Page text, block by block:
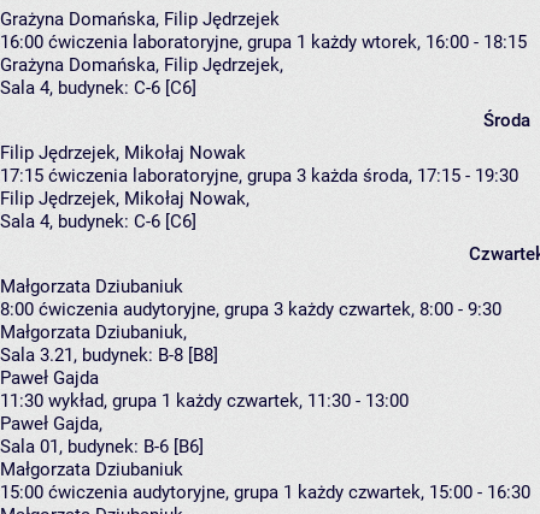
Grażyna Domańska, Filip Jędrzejek
16:00 ćwiczenia laboratoryjne, grupa 1 każdy wtorek, 16:00 - 18:15
Grażyna Domańska, Filip Jędrzejek,
Sala 4, budynek: C-6 [C6]
Środa
Filip Jędrzejek, Mikołaj Nowak
17:15 ćwiczenia laboratoryjne, grupa 3 każda środa, 17:15 - 19:30
Filip Jędrzejek, Mikołaj Nowak,
Sala 4, budynek: C-6 [C6]
Małgorzata Dziubaniuk
8:00 ćwiczenia audytoryjne, grupa 3 każdy czwartek, 8:00 - 9:30
Małgorzata Dziubaniuk,
Sala 3.21, budynek: B-8 [B8]
Paweł Gajda
11:30 wykład, grupa 1 każdy czwartek, 11:30 - 13:00
Paweł Gajda,
Sala 01, budynek: B-6 [B6]
Małgorzata Dziubaniuk
15:00 ćwiczenia audytoryjne, grupa 1 każdy czwartek, 15:00 - 16:30